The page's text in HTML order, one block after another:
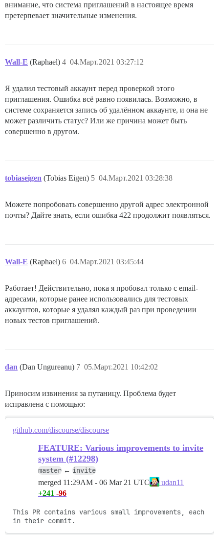
внимание, что система приглашений в настоящее время
претерпевает значительные изменения.
Wall-E (Raphael) 04.Март.2021 03:27:12
4
Я удалил тестовый аккаунт перед проверкой этого
приглашения. Ошибка всё равно появилась. Возможно, в
системе сохраняется запись об удалённом аккаунте, и она не
может различить статус? Или же причина может быть
совершенно в другом.
tobiaseigen (Tobias Eigen) 04.Март.2021 03:28:38
5
Можете попробовать совершенно другой адрес электронной
почты? Дайте знать, если ошибка 422 продолжит появляться.
Wall-E (Raphael) 04.Март.2021 03:45:44
6
Работает! Действительно, пока я пробовал только с email-
адресами, которые ранее использовались для тестовых
аккаунтов, которые я удалял каждый раз при проведении
новых тестов приглашений.
dan (Dan Ungureanu) 05.Март.2021 10:42:02
7
Приносим извинения за путаницу. Проблема будет
исправлена с помощью:
github.com/discourse/discourse
FEATURE: Various improvements to invite
system (#12298)
master ← invite
merged 11:29AM - 06 Mar 21 UTC
udan11
+241 -96
This PR contains various small improvements, each
in their commit.